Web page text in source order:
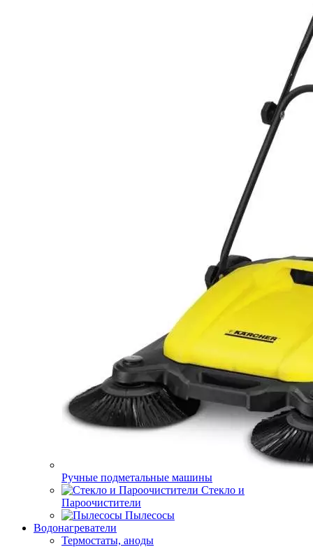
Ручные подметальные машины
Стекло и
Пароочистители
Пылесосы
Водонагреватели
Термостаты, аноды